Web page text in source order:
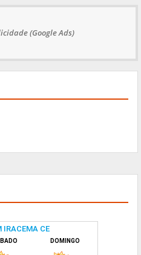
(Google Ads)